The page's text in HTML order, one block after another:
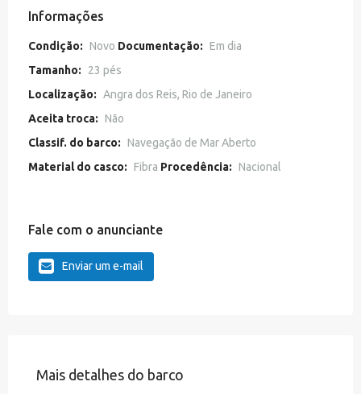
Informações
Condição: Novo Documentação: Em dia
Tamanho:
23 pés
Localização: Angra dos Reis, Rio de Janeiro
Aceita troca: Não
Classif. do barco: Navegação de Mar Aberto
Material do casco: Fibra Procedência: Nacional
Fale com o anunciante
Enviar um e-mail
Mais detalhes do barco